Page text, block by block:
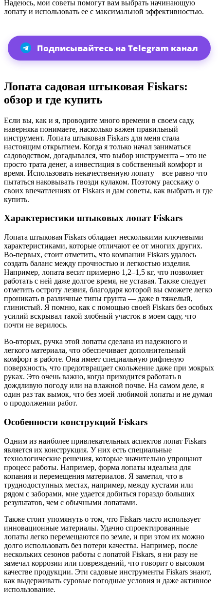
Надеюсь, мои советы помогут вам выбрать начинающую
лопату и использовать ее с максимальной эффективностью.
Подписывайтесь на Telegram канал
Лопата садовая штыковая Fiskars:
обзор и где купить
Если вы, как и я, проводите много времени в своем саду,
наверняка понимаете, насколько важен правильный
инструмент. Лопата штыковая Fiskars для меня стала
настоящим открытием. Когда я только начал заниматься
садоводством, догадывался, что выбор инструмента – это не
просто трата денег, а инвестиция в собственный комфорт и
время. Использовать некачественную лопату – все равно что
пытаться наковывать гвозди кулаком. Поэтому расскажу о
своих впечатлениях от Fiskars и дам советы, как выбрать и где
купить.
Характеристики штыковых лопат Fiskars
Лопата штыковая Fiskars обладает несколькими ключевыми
характеристиками, которые отличают ее от многих других.
Во-первых, стоит отметить, что компании Fiskars удалось
создать баланс между прочностью и легкостью изделия.
Например, лопата весит примерно 1,2–1,5 кг, что позволяет
работать с ней даже долгое время, не уставая. Также следует
отметить остроту лезвия, благодаря которой вы сможете легко
проникать в различные типы грунта — даже в тяжелый,
глинистый. Я помню, как с помощью своей Fiskars без особых
усилий вскрывал такой злобный участок в моем саду, что
почти не верилось.
Во-вторых, ручка этой лопаты сделана из надежного и
легкого материала, что обеспечивает дополнительный
комфорт в работе. Она имеет специальную рифленую
поверхность, что предотвращает скольжение даже при мокрых
руках. Это очень важно, когда приходится работать в
дождливую погоду или на влажной почве. На самом деле, я
один раз так вымок, что без моей любимой лопаты и не думал
о продолжении работ.
Особенности конструкций Fiskars
Одним из наиболее привлекательных аспектов лопат Fiskars
является их конструкция. У них есть специальные
технологические решения, которые значительно упрощают
процесс работы. Например, форма лопаты идеальна для
копания и перемещения материалов. Я заметил, что в
труднодоступных местах, например, между кустами или
рядом с заборами, мне удается добиться гораздо больших
результатов, чем с обычными лопатами.
Также стоит упомянуть о том, что Fiskars часто использует
инновационные материалы. Удачно спроектированные
лопаты легко перемещаются по земле, и при этом их можно
долго использовать без потери качества. Например, после
нескольких сезонов работы с лопатой Fiskars, я ни разу не
замечал коррозии или повреждений, что говорит о высоком
качестве продукции. Эти садовые инструменты Fiskars знают,
как выдерживать суровые погодные условия и даже активное
использование.